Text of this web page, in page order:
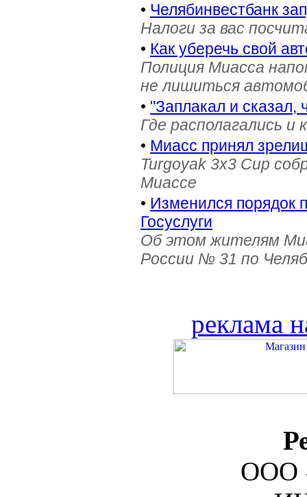
• Челябинвестбанк
Налоги за вас
• Как уберечь свой
Полиция Миасса
не лишиться
• "Заплакал и сказал,
Где располагались и
• Миасс принял
Turgoyak 3x3 Cup
Миассе
• Изменился порядок
Госуслуги
Об этом жителям
России № 31 по
реклама
ООО